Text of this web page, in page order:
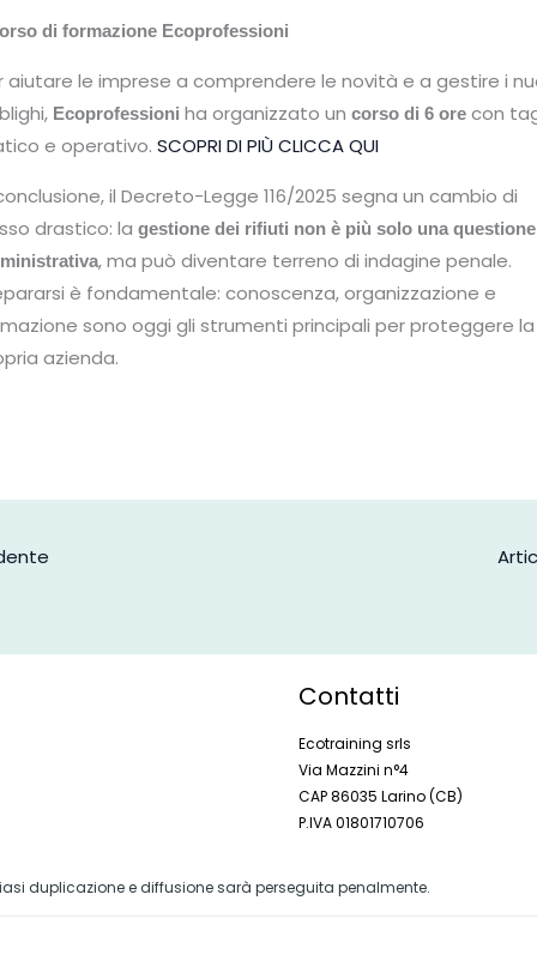
di formazione Ecoprofessioni
aiutare le imprese a comprendere le novità e a gestire i
Ecoprofessioni ha organizzato uncorso di 6 ore con
e operativo.SCOPRI DI PIÙ CLICCA QUI
il Decreto-Legge 116/2025 segna un cambio di
drastico: lagestione dei rifiuti non è più solo una questione
, ma può diventare terreno di indagine penale.
è fondamentale: conoscenza, organizzazione e
sono oggi gli strumenti principali per proteggere la
azienda.
Contatti
Ecotraining srls
Via Mazzini n°4
CAP 86035 Larino (CB)
P.IVA 01801710706
duplicazione e diffusione sarà perseguita penalmente.